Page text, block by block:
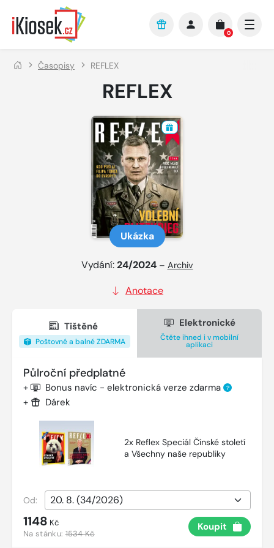
Přejít na hlavní obsah
0
Časopisy REFLEX
REFLEX
Ukázka
Vydání:24/2024 – Archiv
Anotace
Tištěné
Poštovné a balné ZDARMA
Elektronické
Čtěte ihned i v mobilní
aplikaci
Půlroční předplatné
+ Bonus navíc - elektronická verze zdarma ?
+ Dárek
2x Reflex Speciál Čínské století
a Všechny naše republiky
Od:
1148 Kč
Na stánku:1534 Kč
Koupit